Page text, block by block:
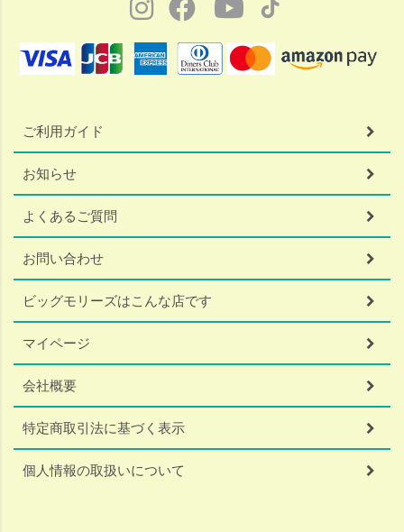
ご利用ガイド
お知らせ
よくあるご質問
お問い合わせ
ビッグモリーズはこんな店です
マイページ
会社概要
特定商取引法に基づく表示
個人情報の取扱いについて